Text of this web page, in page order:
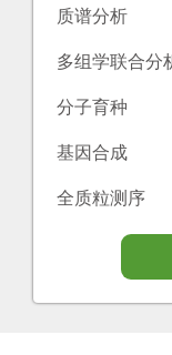
质谱分析
多组学联合分
分子育种
基因合成
全质粒测序